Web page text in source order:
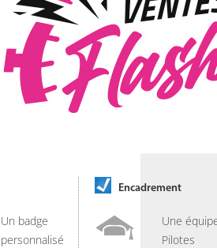
Un badge
personnalisé
Encadrement
Une
Pilotes